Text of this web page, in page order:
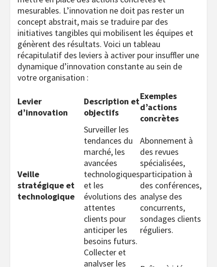
mesurables. L’innovation ne doit pas rester un
concept abstrait, mais se traduire par des
initiatives tangibles qui mobilisent les équipes et
génèrent des résultats. Voici un tableau
récapitulatif des leviers à activer pour insuffler une
dynamique d’innovation constante au sein de
votre organisation :
Levier
d’innovation
Description et
objectifs
Exemples
d’actions
concrètes
Veille
stratégique et
technologique
Surveiller les
tendances du
marché, les
avancées
technologiques
et les
évolutions des
attentes
clients pour
anticiper les
besoins futurs.
Abonnement à
des revues
spécialisées,
participation à
des conférences,
analyse des
concurrents,
sondages clients
réguliers.
Collecter et
analyser les